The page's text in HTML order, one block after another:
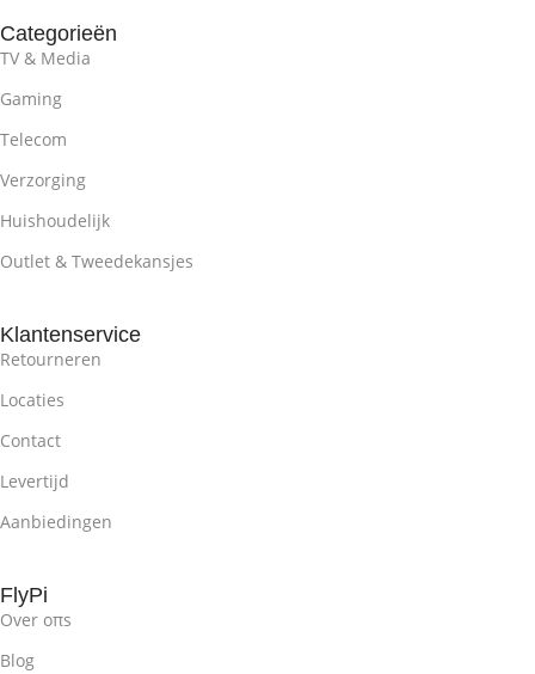
Categorieën
TV & Media
Gaming
Telecom
Verzorging
Huishoudelijk
Outlet & Tweedekansjes
Klantenservice
Retourneren
Locaties
Contact
Levertijd
Aanbiedingen
FlyPi
Over oπs
Blog